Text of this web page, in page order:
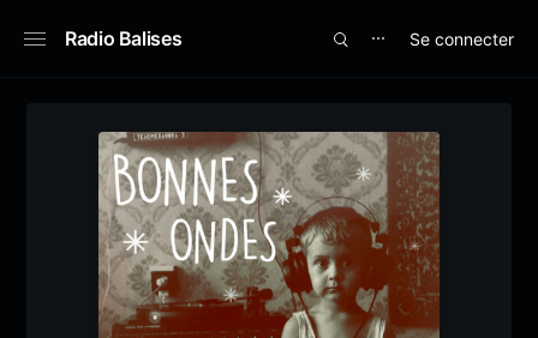
Radio Balises ⋯ Se connecter